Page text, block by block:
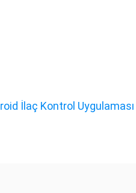
İlaç Kontrol Uygulaması